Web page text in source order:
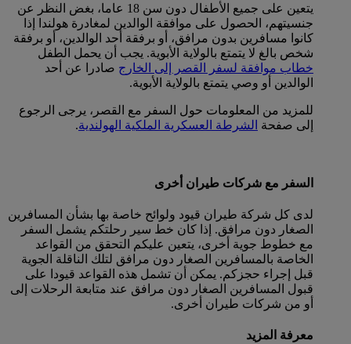
يتعين على جميع الأطفال دون سن 18 عاما، بغض النظر عن
جنسيتهم، الحصول على موافقة الوالدين لمغادرة هولندا إذا
كانوا مسافرين بدون مرافق، أو برفقة أحد الوالدين، أو برفقة
شخص بالغ لا يتمتع بالولاية الأبوية. يجب أن يحمل الطفل
خطاب موافقة لسفر القصر إلى الخارج صادرا عن أحد
الوالدين أو وصي يتمتع بالولاية الأبوية.
للمزيد من المعلومات حول السفر مع القصر، يرجى الرجوع
إلى صفحة الشرطة العسكرية الملكية الهولندية.
السفر مع شركات طيران أخرى
لدى كل شركة طيران قيود ولوائح خاصة بها بشأن المسافرين
الصغار دون مرافق. إذا كان خط سير رحلتكم يشمل السفر
مع خطوط جوية أخرى، يتعين عليكم التحقق من القواعد
الخاصة بالمسافرين الصغار دون مرافق لتلك الناقلة الجوية
قبل إجراء حجزكم. يمكن أن تشمل هذه القواعد قيودا على
قبول المسافرين الصغار دون مرافق عند متابعة الرحلات إلى
أو من شركات طيران أخرى.
معرفة المزيد